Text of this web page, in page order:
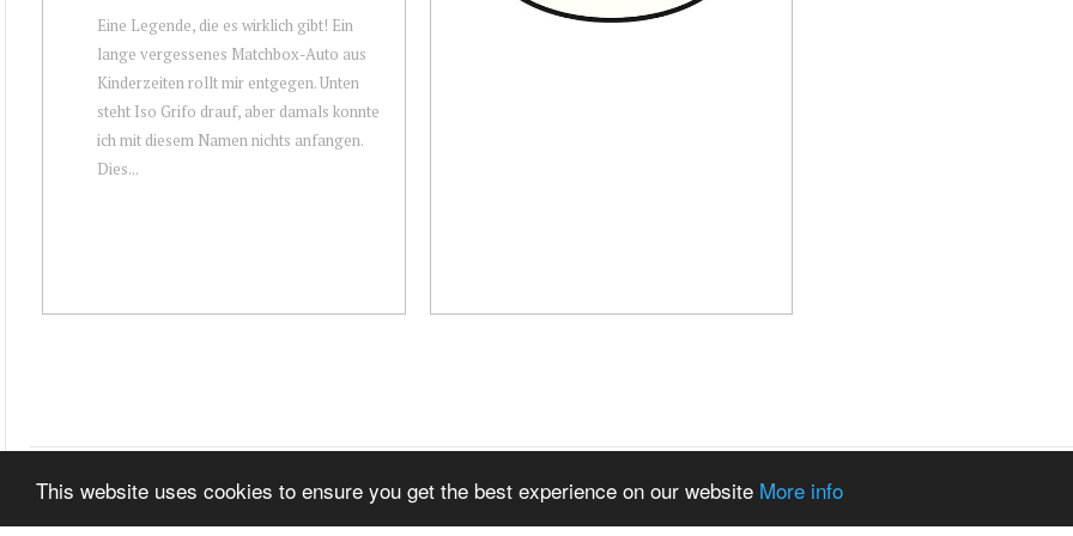
This website uses cookies to ensure you get the best experience on our website More info
Eine Legende, die es wirklich gibt! Ein
lange vergessenes Matchbox-Auto aus
Kinderzeiten rollt mir entgegen. Unten
steht Iso Grifo drauf, aber damals konnte
ich mit diesem Namen nichts anfangen.
Dies...